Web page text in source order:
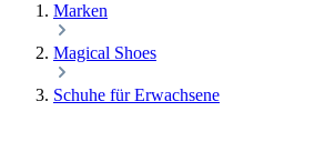
Marken
Magical Shoes
Schuhe für Erwachsene